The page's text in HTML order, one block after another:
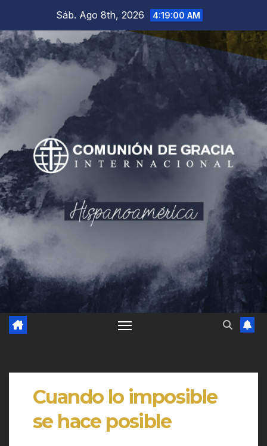
contenido
Sáb. Ago 8th, 2026 4:19:02 AM
Cuando lo imposible
se hace posible